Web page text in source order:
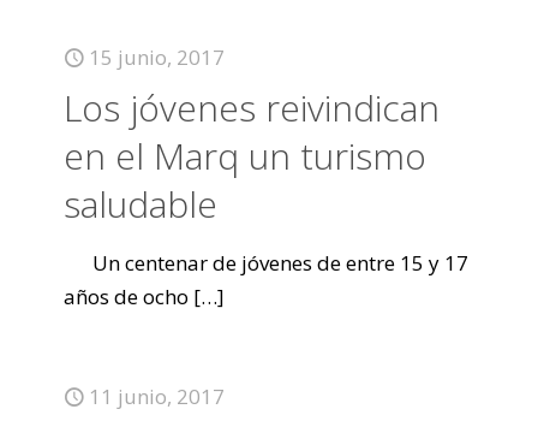
15 junio, 2017
Los jóvenes reivindican
en el Marq un turismo
saludable
Un centenar de jóvenes de entre 15 y 17
años de ocho […]
11 junio, 2017